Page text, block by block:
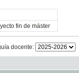
fin de máster
docente: